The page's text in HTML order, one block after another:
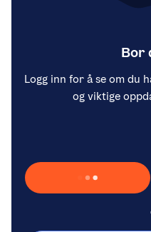
Bor
Logg inn for å se om du
og viktige
Laster inn Vipps …